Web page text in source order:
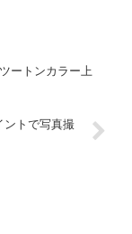
ートンカラー上
トで写真撮